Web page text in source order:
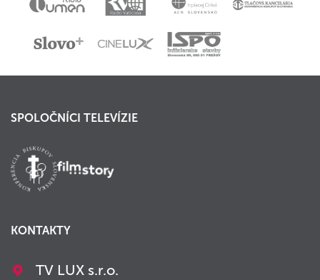
SPOLOČNÍCI TELEVÍZIE
KONTAKTY
TV LUX s.r.o.